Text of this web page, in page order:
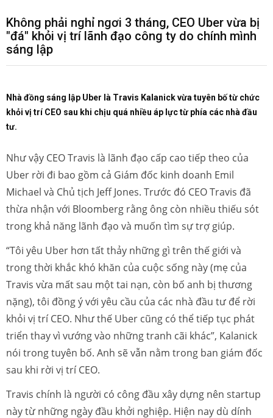
Không phải nghỉ ngơi 3 tháng, CEO Uber vừa bị
"đá" khỏi vị trí lãnh đạo công ty do chính mình
sáng lập
Nhà đồng sáng lập Uber là Travis Kalanick vừa tuyên bố từ chức
khỏi vị trí CEO sau khi chịu quá nhiều áp lực từ phía các nhà đầu
tư.
Như vậy CEO Travis là lãnh đạo cấp cao tiếp theo của
Uber rời đi bao gồm cả Giám đốc kinh doanh Emil
Michael và Chủ tịch Jeff Jones. Trước đó CEO Travis đã
thừa nhận với Bloomberg rằng ông còn nhiều thiếu sót
trong khả năng lãnh đạo và muốn tìm sự trợ giúp.
“Tôi yêu Uber hơn tất thảy những gì trên thế giới và
trong thời khắc khó khăn của cuộc sống này (mẹ của
Travis vừa mất sau một tai nạn, còn bố anh bị thương
nặng), tôi đồng ý với yêu cầu của các nhà đầu tư để rời
khỏi vị trí CEO. Như thế Uber cũng có thể tiếp tục phát
triển thay vì vướng vào những tranh cãi khác”, Kalanick
nói trong tuyên bố. Anh sẽ vẫn nằm trong ban giám đốc
sau khi rời vị trí CEO.
Travis chính là người có công đầu xây dựng nên startup
này từ những ngày đầu khởi nghiệp. Hiện nay dù dính